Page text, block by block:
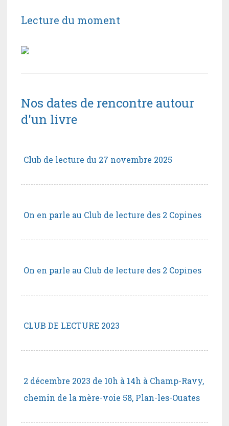
Lecture du moment
Nos dates de rencontre autour
d'un livre
Club de lecture du 27 novembre 2025
On en parle au Club de lecture des 2 Copines
On en parle au Club de lecture des 2 Copines
CLUB DE LECTURE 2023
2 décembre 2023 de 10h à 14h à Champ-Ravy,
chemin de la mère-voie 58, Plan-les-Ouates